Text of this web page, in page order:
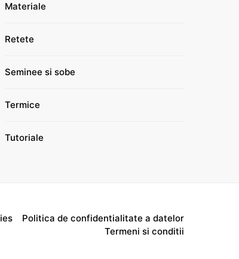
Materiale
Retete
Seminee si sobe
Termice
Tutoriale
Politica de confidentialitate a datelor
Termeni si conditii